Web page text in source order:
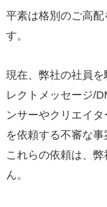
平素は格別のご高
す。
現在、弊社の社員を
レクトメッセージ/
ンサーやクリエイ
を依頼する不審な事
これらの依頼は、
ん。